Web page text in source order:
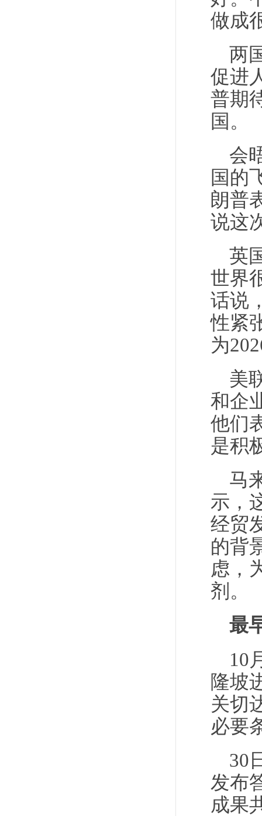
做成
两
促进
普期
国。
会
国的
朗普
说这
英
世界
话说
性紧
为
美
和企
他们
是积
马
示，
经贸
的背
虑，
剂。
最
10
隆坡
关切
必要
30
发布
成果